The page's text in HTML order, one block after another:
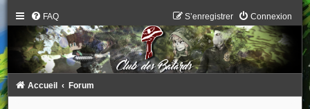
FAQ Connexion
S’enregistrer
Accueil Forum